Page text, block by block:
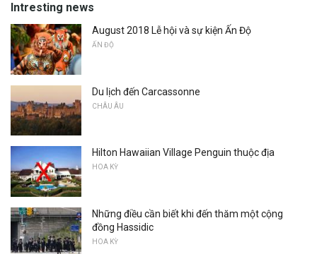
Intresting news
August 2018 Lễ hội và sự kiện Ấn Độ
ẤN ĐỘ
Du lịch đến Carcassonne
CHÂU ÂU
Hilton Hawaiian Village Penguin thuộc địa
HOA KỲ
Những điều cần biết khi đến thăm một cộng
đồng Hassidic
HOA KỲ